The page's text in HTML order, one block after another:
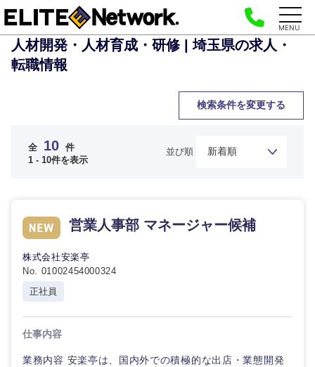
MENU
人材開発・人材育成・研修 | 埼玉県の求人・
転職情報
検索条件を変更する
全 10 件
1 - 10件を表示
並び順
営業人事部 マネージャー候補
株式会社安楽亭
No. 01002454000324
正社員
仕事内容
業務内容 安楽亭は、国内外での積極的な出店・業態開発